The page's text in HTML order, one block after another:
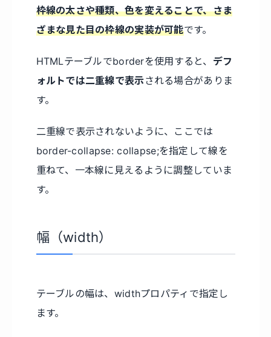
枠線の太さや種類、色を変えることで、さま
ざまな見た目の枠線の実装が可能です。
HTMLテーブルでborderを使用すると、 デフ
ォルトでは二重線で表示される場合がありま
す。
二重線で表示されないように、ここでは
border-collapse: collapse;を指定して線を
重ねて、一本線に見えるように調整していま
す。
幅（width）
テーブルの幅は、widthプロパティで指定し
ます。